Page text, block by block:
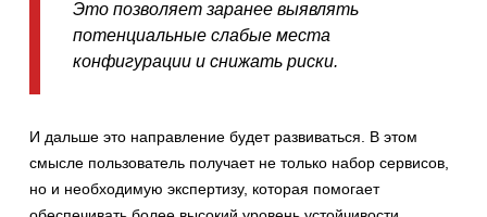
Это позволяет заранее выявлять
потенциальные слабые места
конфигурации и снижать риски.
И дальше это направление будет развиваться. В этом
смысле пользователь получает не только набор сервисов,
но и необходимую экспертизу, которая помогает